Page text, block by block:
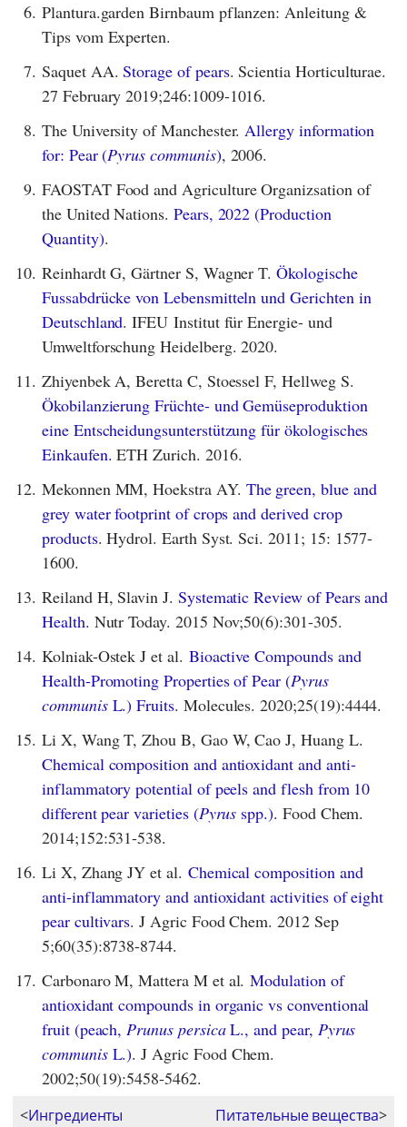
6. Plantura.garden Birnbaum pflanzen: Anleitung &
Tips vom Experten.
7. Saquet AA.Storage of pears. Scientia Horticulturae.
27 February 2019;246:1009-1016.
8. The University of Manchester.Allergy information
for: Pear (Pyrus communis), 2006.
9. FAOSTAT Food and Agriculture Organizsation of
the United Nations. Pears, 2022 (Production
Quantity).
10. Reinhardt G, Gärtner S, Wagner T.Ökologische
Fussabdrücke von Lebensmitteln und Gerichten in
Deutschland. IFEU Institut für Energie- und
Umweltforschung Heidelberg. 2020.
11. Zhiyenbek A, Beretta C, Stoessel F, Hellweg S.
Ökobilanzierung Früchte- und Gemüseproduktion
eine Entscheidungsunterstützung für ökologisches
Einkaufen. ETH Zurich. 2016.
12. Mekonnen MM, Hoekstra AY. The green, blue and
grey water footprint of crops and derived crop
products. Hydrol. Earth Syst. Sci. 2011; 15: 1577-
1600.
13. Reiland H, Slavin J. Systematic Review of Pears and
Health. Nutr Today. 2015 Nov;50(6):301-305.
14. Kolniak-Ostek J et al. Bioactive Compounds and
Health-Promoting Properties of Pear (Pyrus
communisL.) Fruits. Molecules. 2020;25(19):4444.
15. Li X, Wang T, Zhou B, Gao W, Cao J, Huang L.
Chemical composition and antioxidant and anti-
inflammatory potential of peels and flesh from 10
different pear varieties (Pyrus spp.). Food Chem.
2014;152:531-538.
16. Li X, Zhang JY et al. Chemical composition and
anti-inflammatory and antioxidant activities of eight
pear cultivars. J Agric Food Chem. 2012 Sep
5;60(35):8738-8744.
17. Carbonaro M, Mattera M et al.Modulation of
antioxidant compounds in organic vs conventional
fruit (peach,Prunus persicaL., and pear, Pyrus
communisL.). J Agric Food Chem.
2002;50(19):5458-5462.
<Ингредиенты Питательные вещества>